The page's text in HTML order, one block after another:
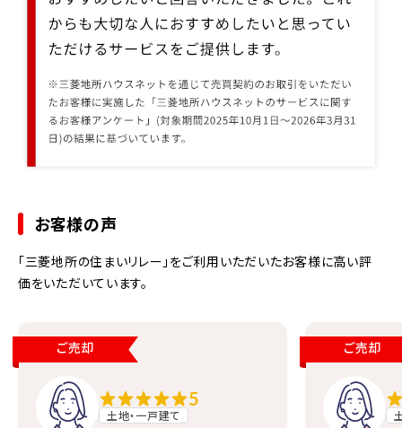
お客様の声
「三菱地所の住まいリレー」をご利用いただいたお客様に高い評
価をいただいています。
ご売却
5
土地・一戸建て
ご売却